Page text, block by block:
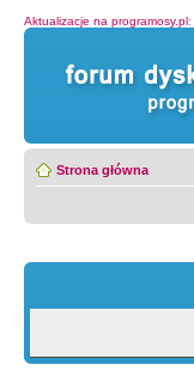
Aktualizacje na programosy.pl:
Strona główna